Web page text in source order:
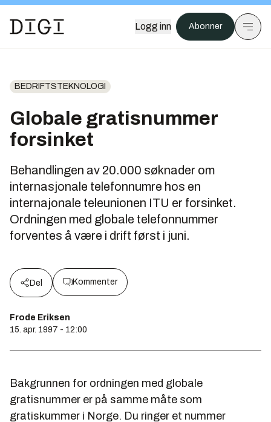
Logg inn Abonner
BEDRIFTSTEKNOLOGI
Globale gratisnummer
forsinket
Behandlingen av 20.000 søknader om
internasjonale telefonnumre hos en
internajonale teleunionen ITU er forsinket.
Ordningen med globale telefonnummer
forventes å være i drift først i juni.
Del Kommenter
Frode Eriksen
15. apr. 1997 - 12:00
Bakgrunnen for ordningen med globale
gratisnummer er på samme måte som
gratiskummer i Norge. Du ringer et nummer